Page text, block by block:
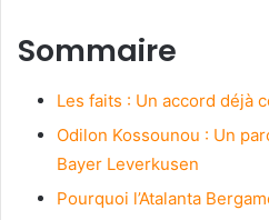
Sommaire
Les faits : Un accord déjà
Odilon Kossounou : Un
Bayer Leverkusen
Pourquoi l’Atalanta